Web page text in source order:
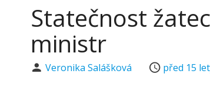
Statečnost
ministr
Veronika Salášková před 15